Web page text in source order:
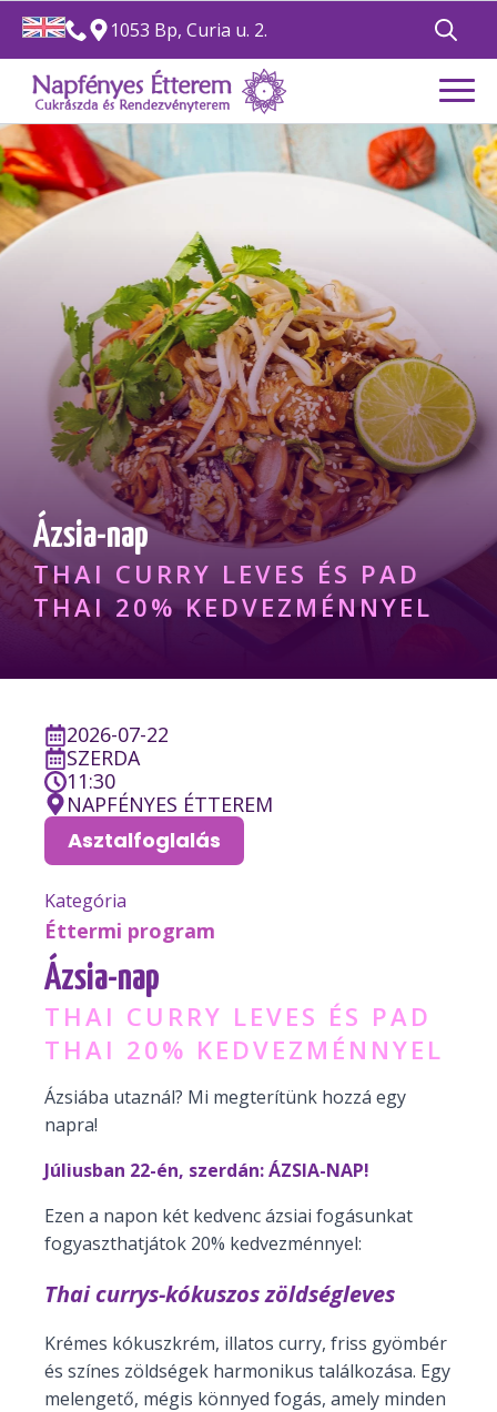
1053 Bp, Curia u. 2.
for:
Ázsia-nap
THAI CURRY LEVES ÉS PAD
THAI 20% KEDVEZMÉNNYEL
2026-07-22
SZERDA
11:30
NAPFÉNYES ÉTTEREM
Asztalfoglalás
Kategória
Éttermi program
Ázsia-nap
THAI CURRY LEVES ÉS PAD
THAI 20% KEDVEZMÉNNYEL
Ázsiába utaznál? Mi megterítünk hozzá egy
napra!
Júliusban 22-én, szerdán: ÁZSIA-NAP!
Ezen a napon két kedvenc ázsiai fogásunkat
fogyaszthatjátok 20% kedvezménnyel:
Thai currys-kókuszos zöldségleves
Krémes kókuszkrém, illatos curry, friss gyömbér
és színes zöldségek harmonikus találkozása. Egy
melengető, mégis könnyed fogás, amely minden